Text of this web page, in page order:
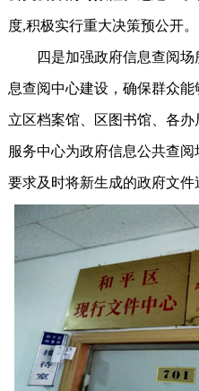
度,积极实行重大决策预公开。
四是加强政府信息查阅场
息查阅中心建设，确保群众
立区档案馆、区图书馆、各
服务中心为政府信息公共查
要求及时将新生成的政府文件